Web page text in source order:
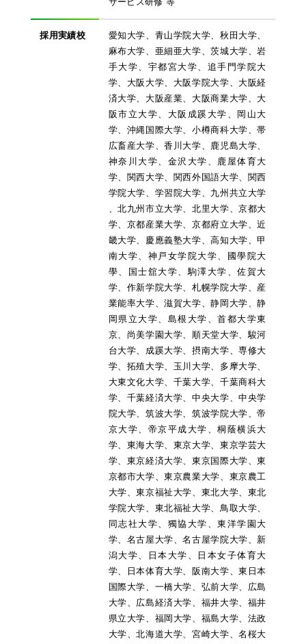
採用実績校
愛知大学、青山学院大学、秋田大学、
麻布大学、亜細亜大学、茨城大学、岩
手大学、宇都宮大学、追手門学院大
学、大阪大学、大阪学院大学、大阪経
済大学、大阪産業、大阪商業大学、大
阪市立大学、大阪成蹊大学、岡山大
学、沖縄国際大学、小樽商科大学、帯
広畜産大学、香川大学、鹿児島大学、
神奈川大学、金沢大学、鹿屋体育大
学、関西大学、関西外国語大学、関西
学院大学、学習院大学、九州共立大学
、北九州市立大学、北里大学、京都大
学、京都産業大学、京都府立大学、近
畿大学、慶應義塾大学、高知大学、甲
南大学、神戸女学院大学、國學院大
學、国士舘大学、駒澤大学、佐賀大
学、作新学院大学、札幌学院大学、産
業能率大学、滋賀大学、静岡大学、静
岡県立大学、島根大学、首都大学東
京、尚美学園大学、順天堂大学、駿河
台大学、成蹊大学、摂南大学、専修大
学、拓殖大学、玉川大学、多摩大学、
大東文化大学、千葉大学、千葉商科大
学、千葉経済大学、中央大学、中央学
院大学、筑波大学、筑波学院大学、帝
京大学、帝京平成大学、桐蔭横浜大
学、東海大学、東京大学、東京学芸大
学、東京経済大学、東京国際大学、東
京都市大学、東京農業大学、東京農工
大学、東京福祉大学、東北大学、東北
学院大学、東北福祉大学、鳥取大学、
同志社大学、獨協大学、東洋学園大
学、名古屋大学、名古屋学院大学、新
潟大学、日本大学、日本女子体育大
学、日本体育大学、阪南大学、東日本
国際大学、一橋大学、弘前大学、広島
大学、広島経済大学、福井大学、福井
県立大学、福岡大学、福島大学、法政
大学、北海道大学、宮崎大学、名桜大